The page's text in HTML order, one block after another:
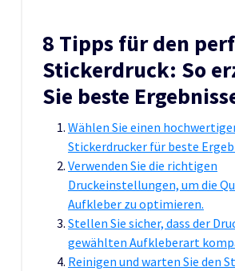
8 Tipps für den
Stickerdruck: So
Sie beste
Wählen Sie einen
Stickerdrucker für beste
Verwenden Sie die richtigen
Druckeinstellungen, um die
Aufkleber zu optimieren.
Stellen Sie sicher, dass der
gewählten Aufkleberart
Reinigen und warten Sie den